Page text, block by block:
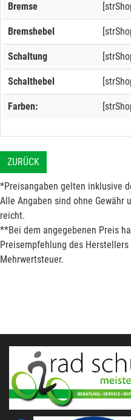
Bremse
Bremshebel
Schaltung
Schalthebel
Farben:
ZURÜCK
*Preisangaben gelten inklusive
Alle Angaben sind ohne Gewähr
reicht.
**Bei dem angegebenen Preis
Preisempfehlung des
Mehrwertsteuer.